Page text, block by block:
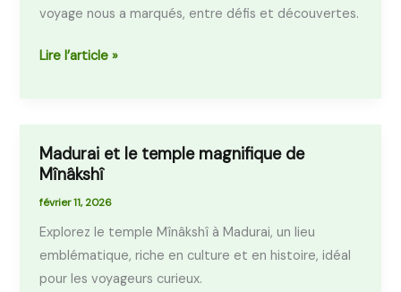
voyage nous a marqués, entre défis et découvertes.
budget
de
PVT]
Lire l’article »
Madurai et le temple magnifique de
Mînâkshî
février 11, 2026
Explorez le temple Mînâkshî à Madurai, un lieu
emblématique, riche en culture et en histoire, idéal
pour les voyageurs curieux.
Madurai
et
le
temple
magnifique